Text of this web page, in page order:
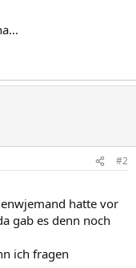
#2
hatte vor
gab es denn noch
ich fragen